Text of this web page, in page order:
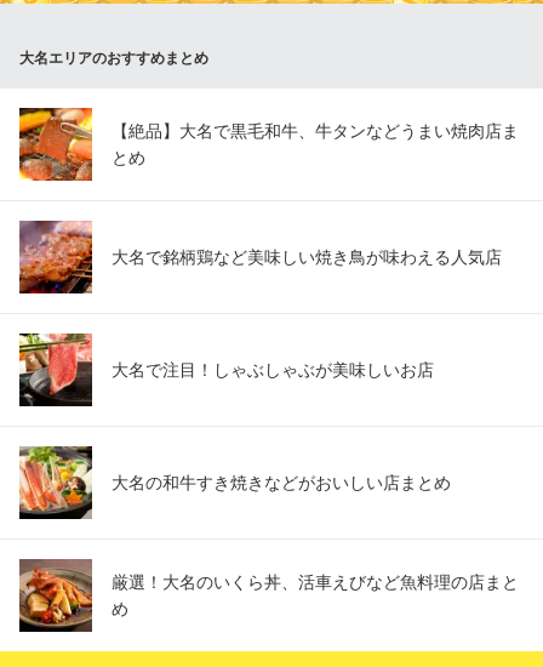
福岡県福岡市中央区大名1-4-29 GW-BLD1F
大名エリアのおすすめまとめ
【絶品】大名で黒毛和牛、牛タンなどうまい焼肉店ま
とめ
大名で銘柄鶏など美味しい焼き鳥が味わえる人気店
大名で注目！しゃぶしゃぶが美味しいお店
大名の和牛すき焼きなどがおいしい店まとめ
厳選！大名のいくら丼、活車えびなど魚料理の店まと
め